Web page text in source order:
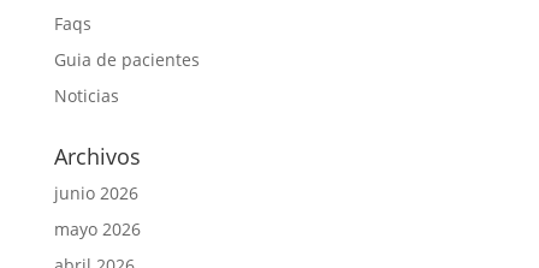
Faqs
Guia de pacientes
Noticias
Archivos
junio 2026
mayo 2026